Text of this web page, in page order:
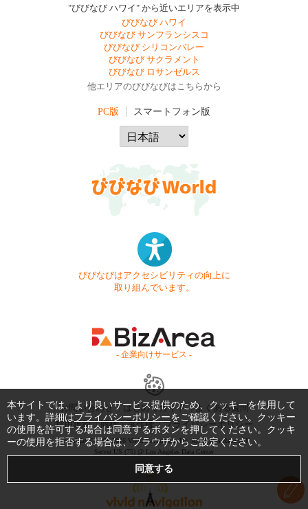
"びびなび ハワイ" から近いエリアを表示中
びびなび ハワイ
びびなび サンフランシスコ
びびなび シリコンバレー
びびなび サクラメント
びびなび ロサンゼルス
他エリアのびびなびはこちらから
PC版 スマートフォン版
びびなびはアクセシビリティの向上に
取り組んでいます。
- 企業向けサービス -
お問い合わせ はじめてガイド
よくある質問
利用規約
商標・著作権 プライバシーポリシー
Copyright © 1999-2026 Vivid Navigation, Inc. All Rights Reserved.
Server US (75) @ Los Angeles Data Center
本サイトでは、より良いサービス提供のため、クッキーを使用して
います。詳細はプライバシーポリシーをご確認ください。クッキー
の使用を許可する場合は同意するボタンを押してください。クッキ
ーの使用を拒否する場合は、ブラウザからご設定ください。